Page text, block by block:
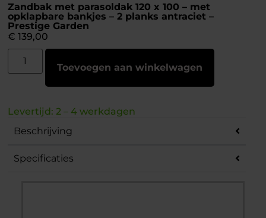
Zandbak met parasoldak 120 x 100 – met
opklapbare bankjes – 2 planks antraciet –
Prestige Garden
€ 139,00
Toevoegen aan winkelwagen
Levertijd: 2 – 4 werkdagen
Beschrijving
Specificaties